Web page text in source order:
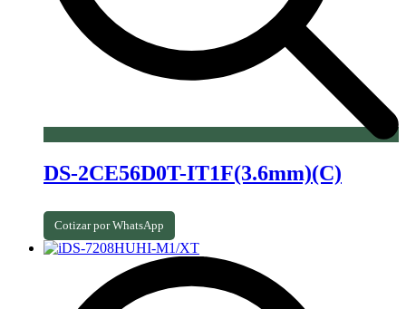
DS-2CE56D0T-IT1F(3.6mm)(C)
Cotizar por WhatsApp